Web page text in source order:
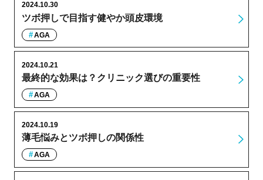
ツボ押しで目指す健やか頭皮環境
2024.10.30
AGA
最終的な効果は？クリニック選びの重要性
2024.10.21
AGA
薄毛悩みとツボ押しの関係性
2024.10.19
AGA